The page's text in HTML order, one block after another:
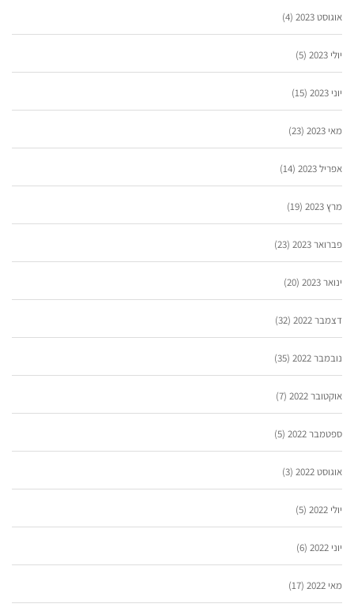
אוגוסט 2023 (4)
יולי 2023 (5)
יוני 2023 (15)
מאי 2023 (23)
אפריל 2023 (14)
מרץ 2023 (19)
פברואר 2023 (23)
ינואר 2023 (20)
דצמבר 2022 (32)
נובמבר 2022 (35)
אוקטובר 2022 (7)
ספטמבר 2022 (5)
אוגוסט 2022 (3)
יולי 2022 (5)
יוני 2022 (6)
מאי 2022 (17)